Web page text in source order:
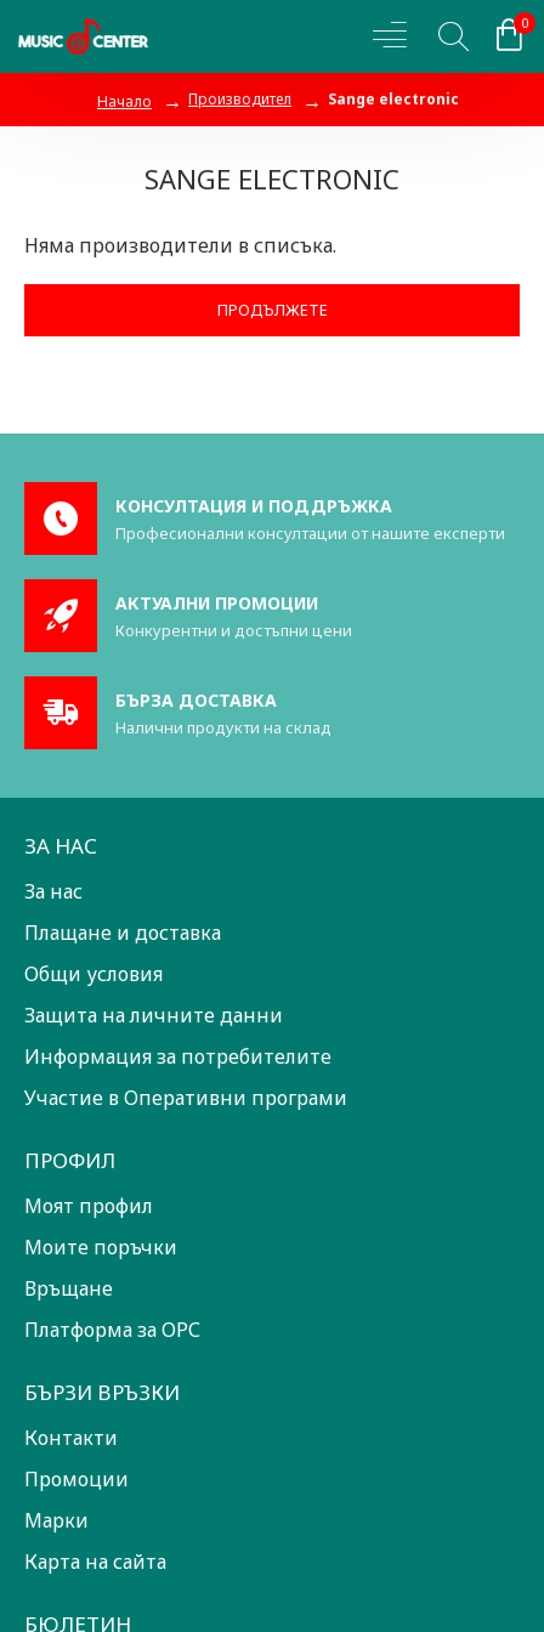
0
Начало Производител Sange electronic
SANGE ELECTRONIC
Няма производители в списъка.
ПРОДЪЛЖЕТЕ
КОНСУЛТАЦИЯ И ПОДДРЪЖКА
Професионални консултации от нашите експерти
АКТУАЛНИ ПРОМОЦИИ
Конкурентни и достъпни цени
БЪРЗА ДОСТАВКА
Налични продукти на склад
ЗА НАС
За нас
Плащане и доставка
Общи условия
Защита на личните данни
Информация за потребителите
Участие в Оперативни програми
ПРОФИЛ
Моят профил
Моите поръчки
Връщане
Платформа за ОРС
БЪРЗИ ВРЪЗКИ
Контакти
Промоции
Марки
Карта на сайта
БЮЛЕТИН